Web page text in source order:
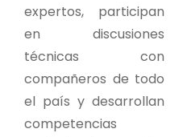
expertos, participan
en discusiones
técnicas con
compañeros de todo
el país y desarrollan
competencias